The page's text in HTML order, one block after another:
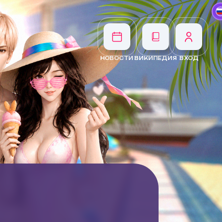
НОВОСТИ ВИКИПЕДИЯ ВХОД